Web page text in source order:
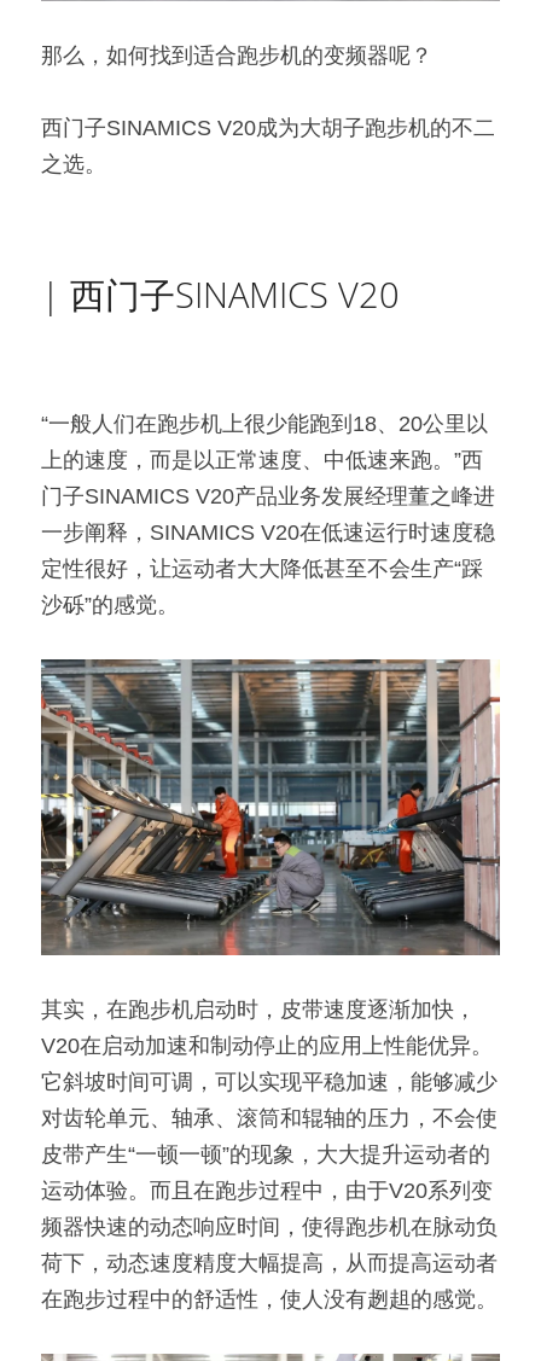
那么，如何找到适合跑步机的变频器呢？
西门子SINAMICS V20成为大胡子跑步机的不二
之选。
| 西门子SINAMICS V20
“一般人们在跑步机上很少能跑到18、20公里以
上的速度，而是以正常速度、中低速来跑。”西
门子SINAMICS V20产品业务发展经理董之峰进
一步阐释，SINAMICS V20在低速运行时速度稳
定性很好，让运动者大大降低甚至不会生产“踩
沙砾”的感觉。
其实，在跑步机启动时，皮带速度逐渐加快，
V20在启动加速和制动停止的应用上性能优异。
它斜坡时间可调，可以实现平稳加速，能够减少
对齿轮单元、轴承、滚筒和辊轴的压力，不会使
皮带产生“一顿一顿”的现象，大大提升运动者的
运动体验。而且在跑步过程中，由于V20系列变
频器快速的动态响应时间，使得跑步机在脉动负
荷下，动态速度精度大幅提高，从而提高运动者
在跑步过程中的舒适性，使人没有趔趄的感觉。